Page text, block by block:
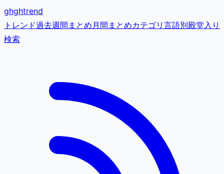
ghghtrend
トレンド過去週間まとめ月間まとめカテゴリ 言語別殿堂入り
検索